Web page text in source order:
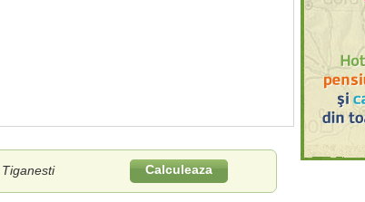
Calculeaza